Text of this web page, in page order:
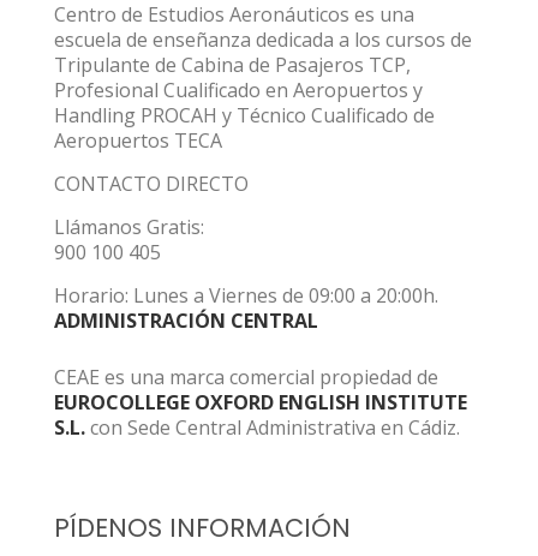
Centro de Estudios Aeronáuticos es una
escuela de enseñanza dedicada a los cursos de
Tripulante de Cabina de Pasajeros TCP,
Profesional Cualificado en Aeropuertos y
Handling PROCAH y Técnico Cualificado de
Aeropuertos TECA
CONTACTO DIRECTO
Llámanos Gratis:
900 100 405
Horario: Lunes a Viernes de 09:00 a 20:00h.
ADMINISTRACIÓN CENTRAL
CEAE es una marca comercial propiedad de
EUROCOLLEGE OXFORD ENGLISH INSTITUTE
S.L.con Sede Central Administrativa en Cádiz.
PÍDENOS INFORMACIÓN